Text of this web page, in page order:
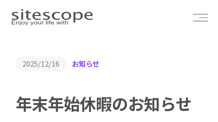
2025/12/16 お知らせ
年末年始休暇のお知らせ